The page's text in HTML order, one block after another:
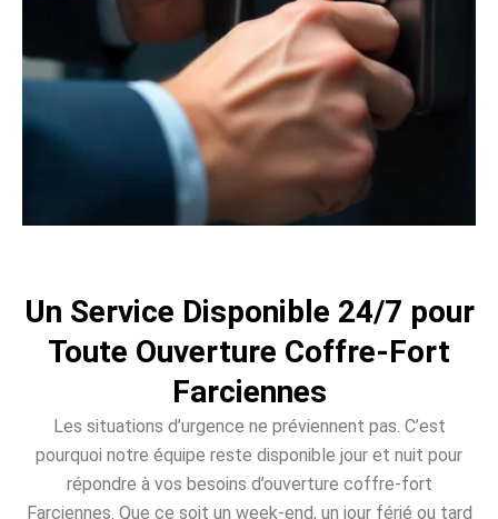
Un Service Disponible 24/7 pour
Toute Ouverture Coffre-Fort
Farciennes
Les situations d’urgence ne préviennent pas. C’est
pourquoi notre équipe reste disponible jour et nuit pour
répondre à vos besoins d’ouverture coffre-fort
Farciennes. Que ce soit un week-end, un jour férié ou tard